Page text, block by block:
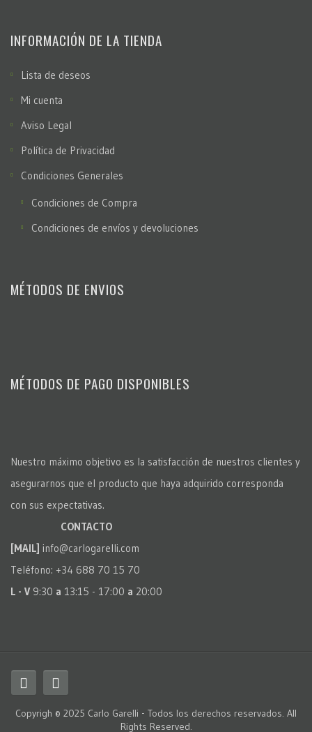
INFORMACIÓN DE LA TIENDA
Lista de deseos
Mi cuenta
Aviso Legal
Política de Privacidad
Condiciones Generales
Condiciones de Compra
Condiciones de envíos y devoluciones
MÉTODOS DE ENVIOS
MÉTODOS DE PAGO DISPONIBLES
Nuestro máximo objetivo es la satisfacción de nuestros clientes y
asegurarnos que el producto que haya adquirido corresponda
con sus expectativas.
CONTACTO
[MAIL] info@carlogarelli.com
Teléfono: +34 688 70 15 70
L - V 9:30 a 13:15 - 17:00 a 20:00
Copyrigh © 2025 Carlo Garelli - Todos los derechos reservados. All
Rights Reserved.